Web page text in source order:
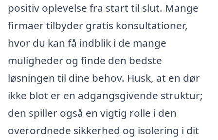
positiv oplevelse fra start til slut. Mange
firmaer tilbyder gratis konsultationer,
hvor du kan få indblik i de mange
muligheder og finde den bedste
løsningen til dine behov. Husk, at en dør
ikke blot er en adgangsgivende struktur;
den spiller også en vigtig rolle i den
overordnede sikkerhed og isolering i dit